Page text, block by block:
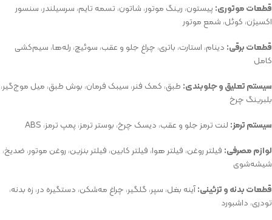
قطعات موتوری: پیستون، رینگ موتور، شاتون، تسمه تایم، سرسیلندر، سنسور
اکسیژن، کوئل، شمع موتور
قطعات برقی: دینام، استارت، باتری، چراغ جلو و عقب، سوئیچ، رله‌ها، سیم‌کشی
کامل
سیستم تعلیق و جلوبندی: طبق، کمک فنر، سیبک فرمان، بوش طبق، میل موج‌گیر،
بلبرینگ چرخ
سیستم ترمز: لنت ترمز جلو و عقب، دیسک چرخ، بوستر ترمز، پمپ ترمز، ABS
لوازم مصرفی: فیلتر روغن، فیلتر هوا، فیلتر کابین، فیلتر بنزین، روغن موتور، ضدیخ،
شیشه‌شوی
قطعات بدنه و تزئینی:آینه بغل، سپر، گلگیر، چراغ مه‌شکن، دستگیره در، زه بدنه،
تودری، داشبورد